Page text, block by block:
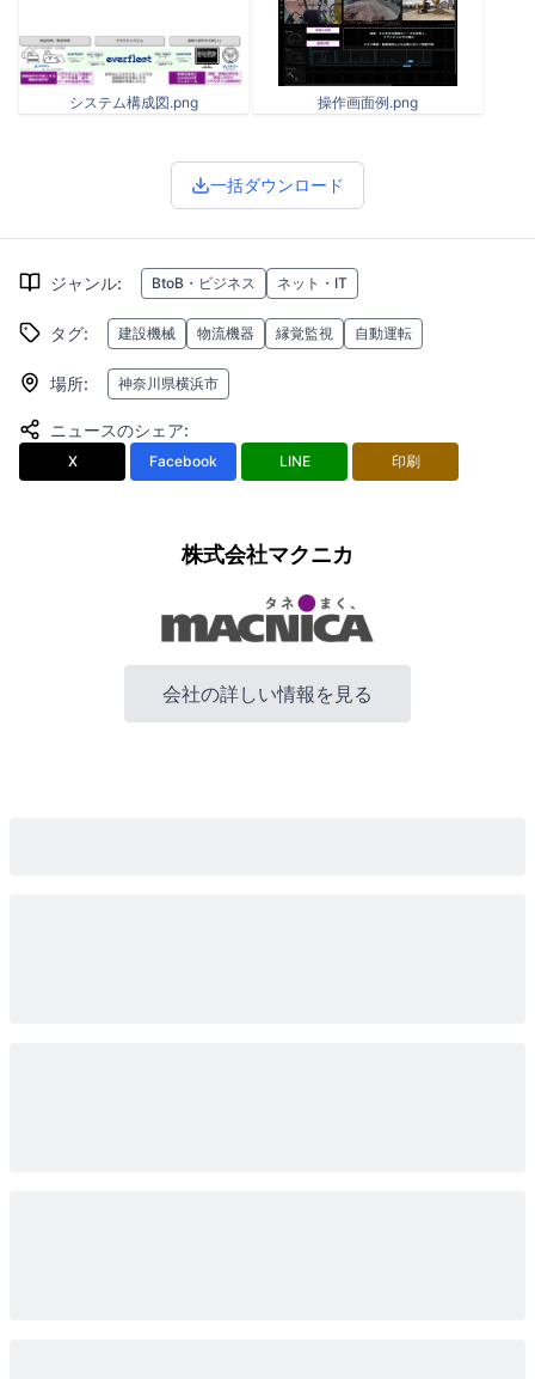
システム構成図.png 操作画面例.png
一括ダウンロード
ジャンル: BtoB・ビジネス ネット・IT
タグ: 建設機械 物流機器 縁覚監視 自動運転
場所: 神奈川県横浜市
ニュースのシェア:
X Facebook LINE 印刷
株式会社マクニカ
会社の詳しい情報を見る